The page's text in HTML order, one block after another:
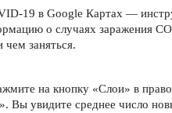
19 в Google Картах —
о случаях заражения
чем заняться.
на кнопку «Слои» в
увидите среднее число